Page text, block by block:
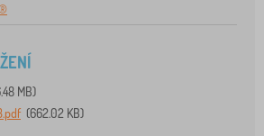
MB)
(662.02 KB)